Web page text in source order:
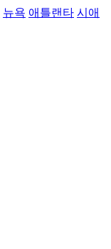
뉴욕 애틀랜타 시애